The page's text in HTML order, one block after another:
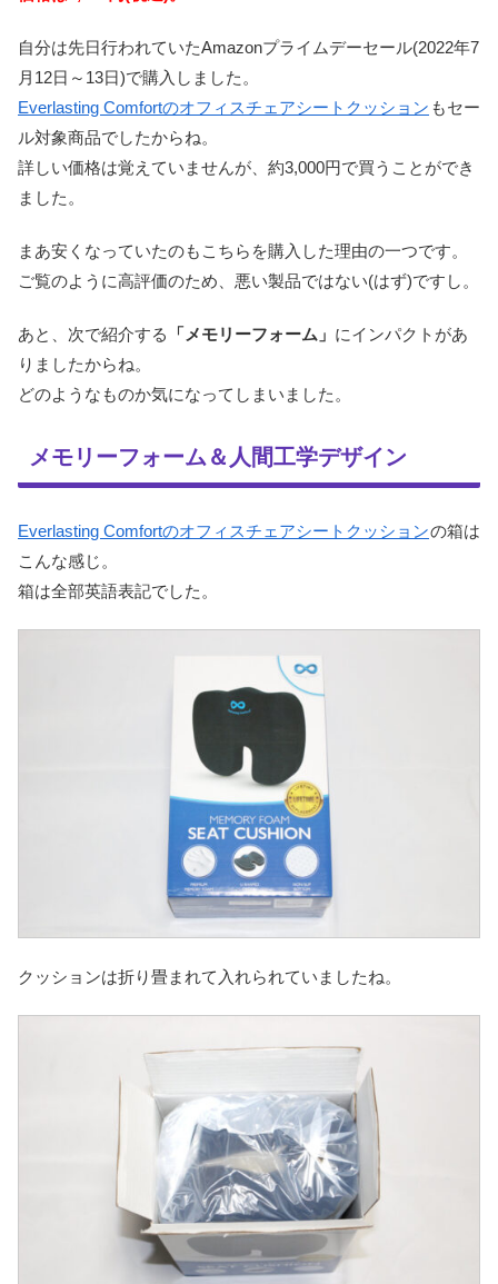
自分は先日行われていたAmazonプライムデーセール(2022年7
月12日～13日)で購入しました。
Everlasting Comfortのオフィスチェアシートクッション もセー
ル対象商品でしたからね。
詳しい価格は覚えていませんが、約3,000円で買うことができ
ました。
まあ安くなっていたのもこちらを購入した理由の一つです。
ご覧のように高評価のため、悪い製品ではない(はず)ですし。
あと、次で紹介する 「メモリーフォーム」 にインパクトがあ
りましたからね。
どのようなものか気になってしまいました。
メモリーフォーム＆人間工学デザイン
Everlasting Comfortのオフィスチェアシートクッションの箱は
こんな感じ。
箱は全部英語表記でした。
クッションは折り畳まれて入れられていましたね。